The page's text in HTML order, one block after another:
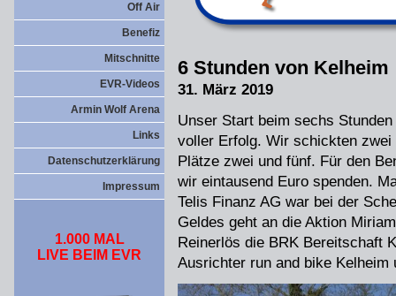
Off Air
Benefiz
Mitschnitte
EVR-Videos
Armin Wolf Arena
Links
Datenschutzerklärung
Impressum
1.000 MAL
LIVE BEIM EVR
6 Stunden von Kelheim
31. März 2019
Unser Start beim sechs
voller Erfolg. Wir schickten zwei
Plätze zwei und fünf. Für den
wir eintausend Euro spenden.
Telis Finanz AG war bei der
Geldes geht an die Aktion
Reinerlös die BRK Bereitschaft
Ausrichter run and bike Kelheim